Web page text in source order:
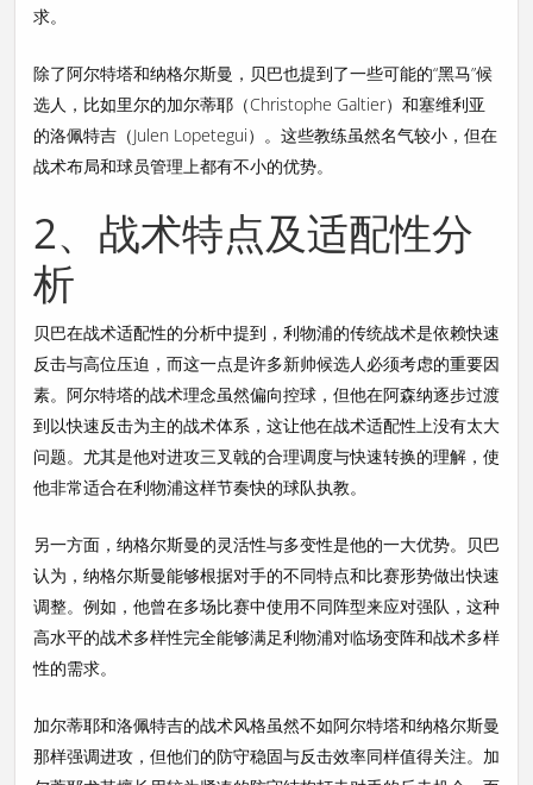
求。
除了阿尔特塔和纳格尔斯曼，贝巴也提到了一些可能的“黑马”候
选人，比如里尔的加尔蒂耶（Christophe Galtier）和塞维利亚
的洛佩特吉（Julen Lopetegui）。这些教练虽然名气较小，但在
战术布局和球员管理上都有不小的优势。
2、战术特点及适配性分
析
贝巴在战术适配性的分析中提到，利物浦的传统战术是依赖快速
反击与高位压迫，而这一点是许多新帅候选人必须考虑的重要因
素。阿尔特塔的战术理念虽然偏向控球，但他在阿森纳逐步过渡
到以快速反击为主的战术体系，这让他在战术适配性上没有太大
问题。尤其是他对进攻三叉戟的合理调度与快速转换的理解，使
他非常适合在利物浦这样节奏快的球队执教。
另一方面，纳格尔斯曼的灵活性与多变性是他的一大优势。贝巴
认为，纳格尔斯曼能够根据对手的不同特点和比赛形势做出快速
调整。例如，他曾在多场比赛中使用不同阵型来应对强队，这种
高水平的战术多样性完全能够满足利物浦对临场变阵和战术多样
性的需求。
加尔蒂耶和洛佩特吉的战术风格虽然不如阿尔特塔和纳格尔斯曼
那样强调进攻，但他们的防守稳固与反击效率同样值得关注。加